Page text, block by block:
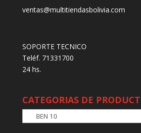
ventas@multitiendasbolivia.com
SOPORTE TECNICO
Teléf. 71331700
24 hs.
CATEGORIAS DE